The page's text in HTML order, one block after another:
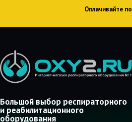
Оплачивайте
Большой выбор респираторного
и реабилитационного
оборудования